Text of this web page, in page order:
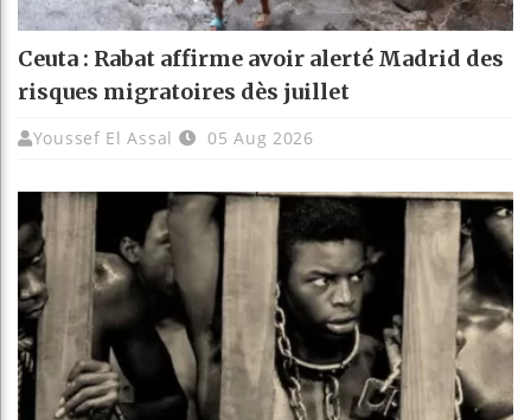
Ceuta : Rabat affirme avoir alerté Madrid des
risques migratoires dès juillet
Youssef El Assal 05 Aug 2026